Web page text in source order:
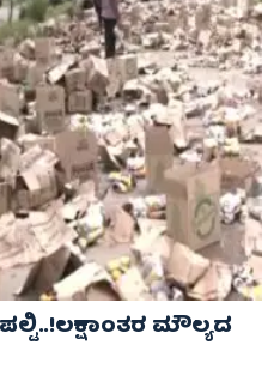
ಮೌಲ್ಯದ